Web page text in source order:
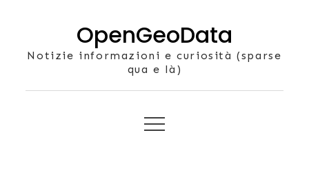
OpenGeoData
Notizie informazioni e curiosità (sparse
qua e là)